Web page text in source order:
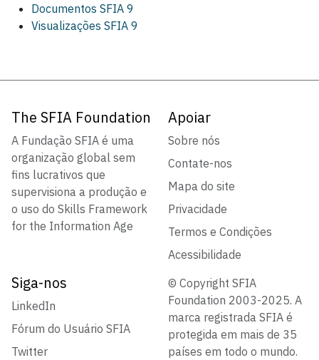
Documentos SFIA 9
Visualizações SFIA 9
The SFIA Foundation
A Fundação SFIA é uma
organização global sem
fins lucrativos que
supervisiona a produção e
o uso do Skills Framework
for the Information Age
Apoiar
Sobre nós
Contate-nos
Mapa do site
Privacidade
Termos e Condições
Acessibilidade
Siga-nos
LinkedIn
Fórum do Usuário SFIA
Twitter
© Copyright SFIA
Foundation 2003-2025. A
marca registrada SFIA é
protegida em mais de 35
países em todo o mundo.